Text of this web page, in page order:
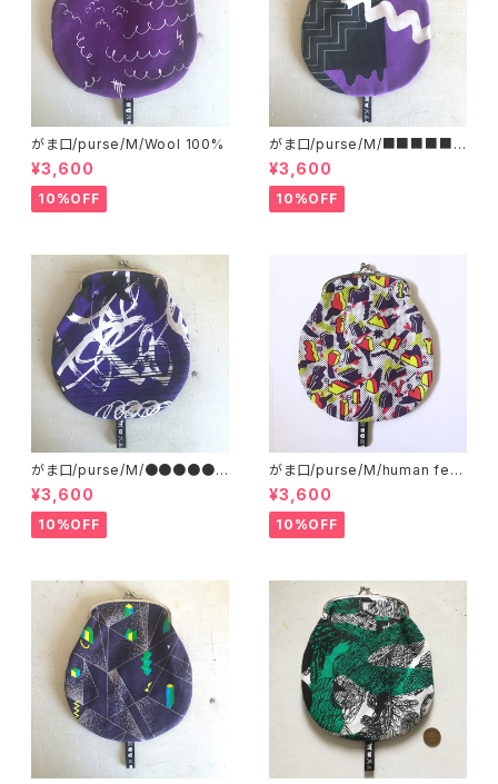
がま口/purse/M/Wool 100%
¥3,600
10%OFF
がま口/purse/M/■■■■■
■■■ AB
¥3,600
10%OFF
がま口/purse/M/●●●●●
●●●●
¥3,600
10%OFF
がま口/purse/M/human ferti
lizer
¥3,600
10%OFF